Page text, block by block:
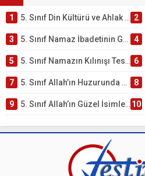
1 5. Sınıf Din Kültürü ve Ahlak Bilgisi 2. Ünite: Namaz İbadeti Çalışmaları 2
3 5. Sınıf Namaz İbadetinin Getirdiği Faydalar Testi 4
5 5. Sınıf Namazın Kılınışı Testi – Online Çöz 6
7 5. Sınıf Allah’ın Huzurunda Olmak – Namaz İbadeti Testi 8
9 5. Sınıf Allah’ın Güzel İsimleri Testi – Online Çöz 10